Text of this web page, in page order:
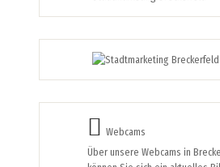
Webcams
Über unsere Webcams in